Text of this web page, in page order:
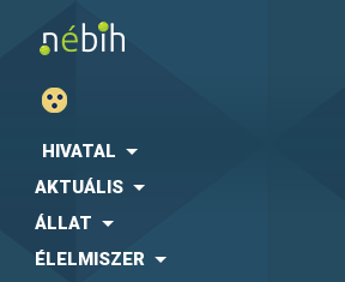
HIVATAL
AKTUÁLIS
ÁLLAT
ÉLELMISZER